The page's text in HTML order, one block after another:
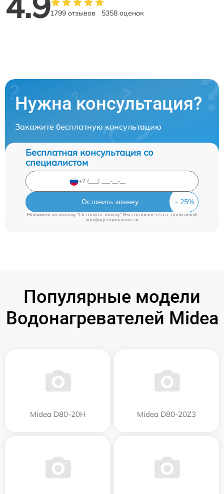
1799 отзывов 5358 оценок
Нужна консультация?
Закажите бесплатную консультацию
Бесплатная консультация со
специалистом
Оставить заявку
Нажимая на кнопку "Оставить заявку" Вы соглашаетесь cполитикой
конфиденциальности
Популярные модели
Водонагревателей Midea
Midea D80-20Н Midea D80-20Z3